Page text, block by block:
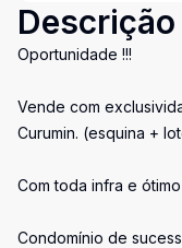
Descrição
Oportunidade !!!
Vende com
Curumin. (esquina +
Com toda infra e
Condomínio de